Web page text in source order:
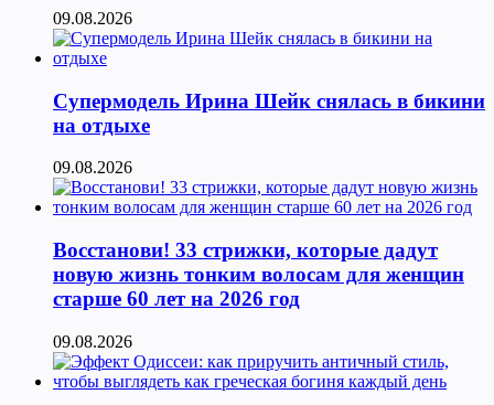
09.08.2026
Супермодель Ирина Шейк снялась в бикини
на отдыхе
09.08.2026
Восстанови! 33 стрижки, которые дадут
новую жизнь тонким волосам для женщин
старше 60 лет на 2026 год
09.08.2026